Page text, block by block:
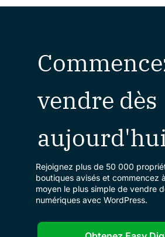
vendre dès
Rejoignez plus de 50 000
boutiques avisés et commencez
moyen le plus simple de vendre
numériques avec WordPress.